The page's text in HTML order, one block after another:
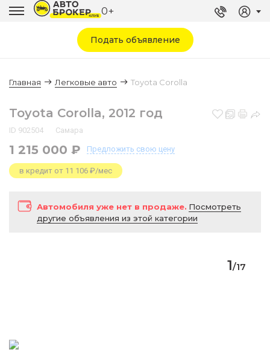
0+
Подать объявление
Главная Легковые авто Toyota Corolla
Toyota Corolla, 2012 год
ID 902504 Самара
1 215 000 ₽ Предложить свою цену
в кредит от 11 106 ₽/мес
Автомобиля уже нет в продаже. Посмотреть
другие объявления из этой категории
1/17